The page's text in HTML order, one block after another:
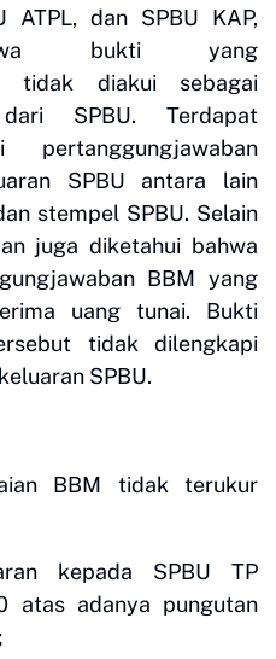
ATPL, dan SPBU KAP,
bukti yang
tidak diakui sebagai
SPBU. Terdapat
pertanggungjawaban
SPBU antara lain
stempel SPBU. Selain
juga diketahui bahwa
BBM yang
uang tunai. Bukti
tidak dilengkapi
SPBU.
BBM tidak terukur
kepada SPBU TP
atas adanya pungutan